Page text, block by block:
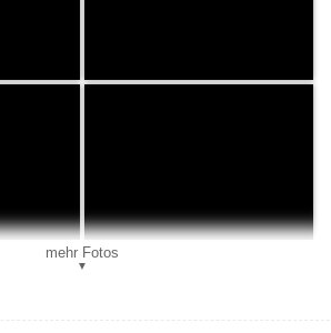
mehr Fotos
▼